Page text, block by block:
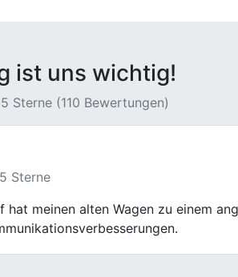
ist uns wichtig!
Sterne (110 Bewertungen)
Sterne
bis zur Fahrzeugübergabe lief alles